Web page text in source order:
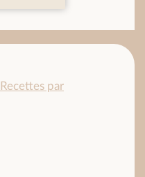
Recettes par